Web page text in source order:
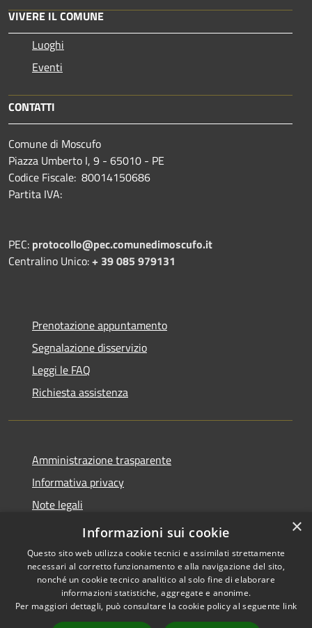
VIVERE IL COMUNE
Luoghi
Eventi
CONTATTI
Comune di Moscufo
Piazza Umberto I, 9 - 65010 - PE
Codice Fiscale: 80014150686
Partita IVA:
PEC: protocollo@pec.comunedimoscufo.it
Centralino Unico:+ 39 085 979131
Prenotazione appuntamento
Segnalazione disservizio
Leggi le FAQ
Richiesta assistenza
Amministrazione trasparente
Informativa privacy
Note legali
Dichiarazione di accessibilità
Accessibilità
Copyright © 2026 • Comune di
Moscufo • Powered by
×
Informazioni sui cookie
Questo sito web utilizza cookie tecnici e assimilati strettamente
necessari al corretto funzionamento e alla navigazione del sito,
nonché un cookie tecnico analitico al solo fine di elaborare
informazioni statistiche, aggregate e anonime.
Per maggiori dettagli, può consultare la cookie policy al seguente link